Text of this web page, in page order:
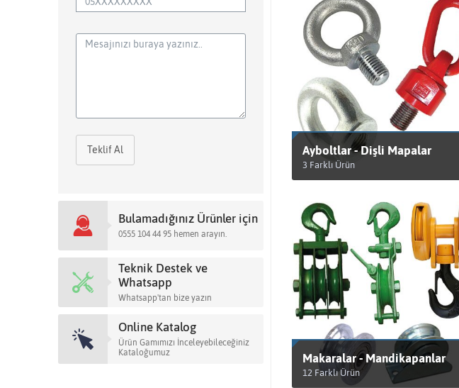
Ayboltlar - Dişli Mapalar
3 Farklı Ürün
Makaralar - Mandikapanlar
12 Farklı Ürün
Teklif Al
Bulamadığınız Ürünler için
0555 104 44 95 hemen arayın.
Teknik Destek ve
Whatsapp
Whatsapp'tan bize yazın
Online Katalog
Ürün Gamımızı İnceleyebileceğiniz
Kataloğumuz